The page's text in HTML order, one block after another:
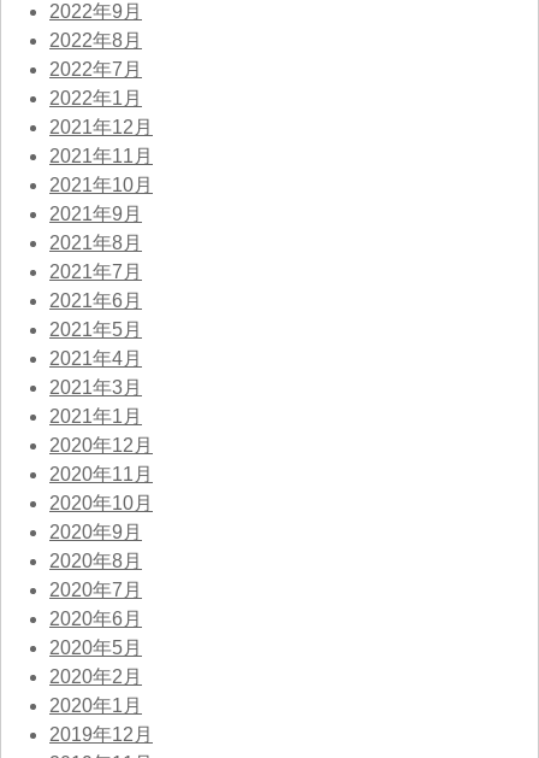
2022年9月
2022年8月
2022年7月
2022年1月
2021年12月
2021年11月
2021年10月
2021年9月
2021年8月
2021年7月
2021年6月
2021年5月
2021年4月
2021年3月
2021年1月
2020年12月
2020年11月
2020年10月
2020年9月
2020年8月
2020年7月
2020年6月
2020年5月
2020年2月
2020年1月
2019年12月